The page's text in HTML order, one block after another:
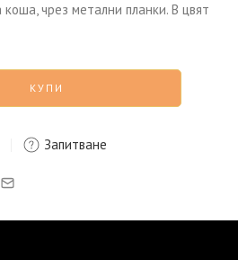
чрез метални планки. В цвят
КУПИ
Запитване